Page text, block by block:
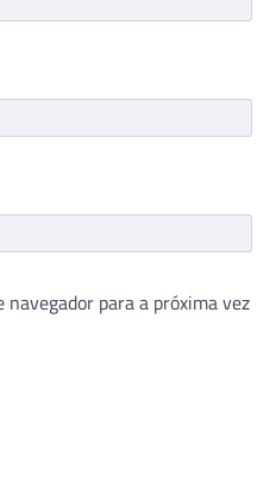
para a próxima vez